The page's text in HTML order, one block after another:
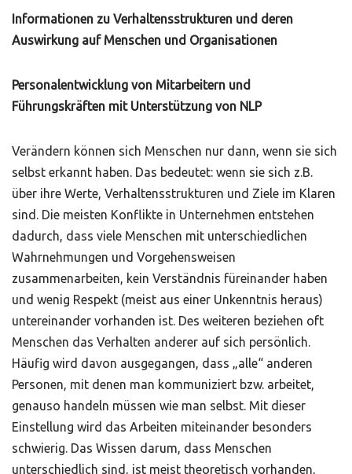
Informationen zu Verhaltensstrukturen und deren
Auswirkung auf Menschen und Organisationen
Personalentwicklung von Mitarbeitern und
Führungskräften mit Unterstützung von NLP
Verändern können sich Menschen nur dann, wenn sie sich
selbst erkannt haben. Das bedeutet: wenn sie sich z.B.
über ihre Werte, Verhaltensstrukturen und Ziele im Klaren
sind. Die meisten Konflikte in Unternehmen entstehen
dadurch, dass viele Menschen mit unterschiedlichen
Wahrnehmungen und Vorgehensweisen
zusammenarbeiten, kein Verständnis füreinander haben
und wenig Respekt (meist aus einer Unkenntnis heraus)
untereinander vorhanden ist. Des weiteren beziehen oft
Menschen das Verhalten anderer auf sich persönlich.
Häufig wird davon ausgegangen, dass „alle“ anderen
Personen, mit denen man kommuniziert bzw. arbeitet,
genauso handeln müssen wie man selbst. Mit dieser
Einstellung wird das Arbeiten miteinander besonders
schwierig. Das Wissen darum, dass Menschen
unterschiedlich sind, ist meist theoretisch vorhanden,